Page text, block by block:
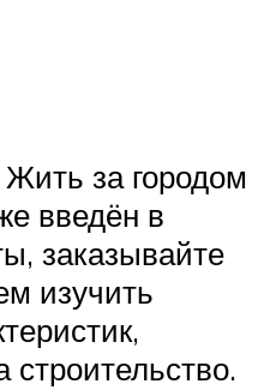
за городом
введён в
заказывайте
изучить